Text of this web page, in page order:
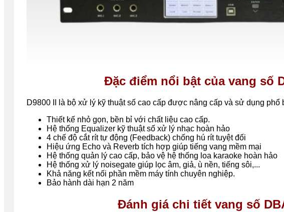
Đặc điểm nổi bật của vang số
D9800 II là bộ xử lý kỹ thuật số cao cấp được nâng cấp và sử dụng
Thiết kế nhỏ gọn, bền bỉ với chất liệu cao cấp.
Hệ thống Equalizer kỹ thuật số xử lý nhạc hoàn hảo
4 chế độ cắt rít tự động (Feedback) chống hú rít tuyệt đối
Hiệu ứng Echo và Reverb tích hợp giúp tiếng vang mềm mại
Hệ thống quản lý cao cấp, bảo vệ hệ thống loa karaoke hoàn hảo
Hệ thống xử lý noisegate giúp lọc âm, giả, ù nền, tiếng sôi,...
Khả năng kết nối phần mềm máy tính chuyên nghiệp.
Bảo hành dài hạn 2 năm
Đánh giá chi tiết vang số